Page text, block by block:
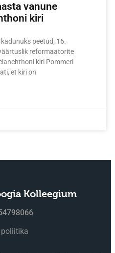
vanune
kiri
peetud, 16.
reformaatorite
kiri Pommeri
et kiri on
Kolleegium